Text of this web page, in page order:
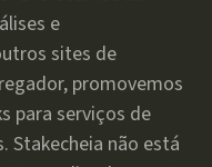
e
sites de
promovemos
para serviços de
Stakecheia não está